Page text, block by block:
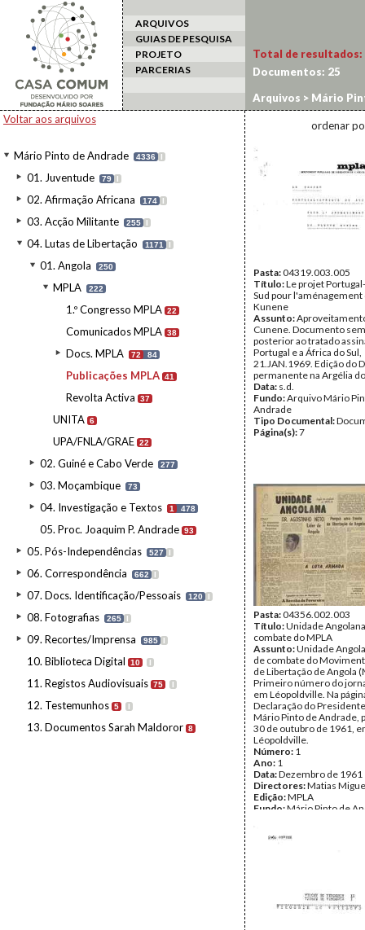
ARQUIVOS
GUIAS DE PESQUISA
PROJETO
PARCERIAS
Voltar aos arquivos
Mário Pinto de Andrade 4336 I
01. Juventude 79 I
02. Afirmação Africana 174 I
03. Acção Militante 255 I
04. Lutas de Libertação 1171 I
01. Angola 250
MPLA 222
1.º Congresso MPLA 22
Comunicados MPLA 38
Docs. MPLA 72 84
Publicações MPLA 41
Revolta Activa 37
UNITA 6
UPA/FNLA/GRAE 22
02. Guiné e Cabo Verde 277
03. Moçambique 73
04. Investigação e Textos 1 478
05. Proc. Joaquim P. Andrade 93
05. Pós-Independências 527 I
06. Correspondência 662 I
07. Docs. Identificação/Pessoais 120 I
08. Fotografias 265 I
09. Recortes/Imprensa 985 I
10. Biblioteca Digital 10 I
11. Registos Audiovisuais 75 I
12. Testemunhos 5 I
13. Documentos Sarah Maldoror 8
Total de resultados:
Documentos: 25
Arquivos > Mário
ordenar
Pasta:04319.003.005
Título:Le projet
Sud pour
Kunene
Assunto:
Cunene. Documento
posterior ao tratado
Portugal e a África do Sul,
21.JAN.1969. Edição do
permanente na Argélia
Data: s.d.
Fundo:Arquivo Mário
Andrade
Tipo Documental:
Página(s):7
Pasta:04356.002.003
Título:Unidade
combate do MPLA
Assunto:Unidade
de combate do
de Libertação de Angola
Primeiro número do
em Léopoldville. Na
Declaração do
Mário Pinto de Andrade,
30 de outubro de 1961,
Léopoldville.
Número: 1
Ano: 1
Data:Dezembro de 1961
Directores:Matias
Edição:MPLA
Fundo:Mário Pinto de